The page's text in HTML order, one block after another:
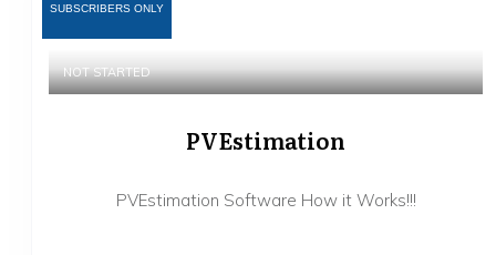
SUBSCRIBERS ONLY
NOT STARTED
PVEstimation
PVEstimation Software How it Works!!!